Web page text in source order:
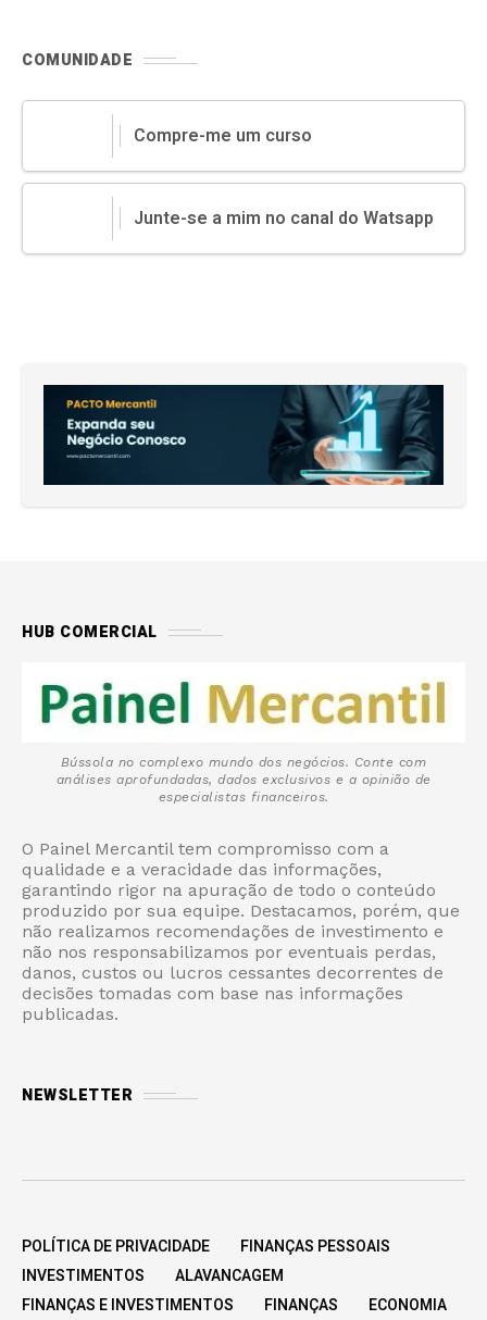
COMUNIDADE
Compre-me um curso
Junte-se a mim no canal do Watsapp
HUB COMERCIAL
Bússola no complexo mundo dos negócios. Conte com
análises aprofundadas, dados exclusivos e a opinião de
especialistas financeiros.
O Painel Mercantil tem compromisso com a
qualidade e a veracidade das informações,
garantindo rigor na apuração de todo o conteúdo
produzido por sua equipe. Destacamos, porém, que
não realizamos recomendações de investimento e
não nos responsabilizamos por eventuais perdas,
danos, custos ou lucros cessantes decorrentes de
decisões tomadas com base nas informações
publicadas.
NEWSLETTER
POLÍTICA DE PRIVACIDADE
FINANÇAS PESSOAIS
INVESTIMENTOS
ALAVANCAGEM
FINANÇAS E INVESTIMENTOS
FINANÇAS ECONOMIA